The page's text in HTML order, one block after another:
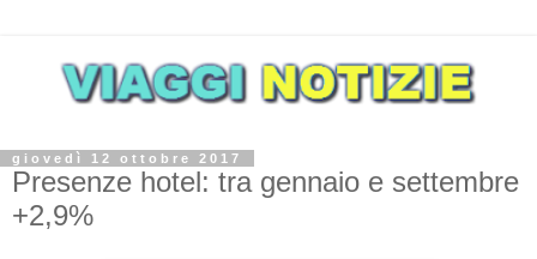
giovedì 12 ottobre 2017
Presenze hotel: tra gennaio e settembre
+2,9%